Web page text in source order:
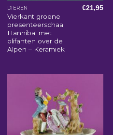
DIEREN
Vierkant groene
presenteerschaal
Hannibal met
olifanten over de
Alpen – Keramiek
€21,95